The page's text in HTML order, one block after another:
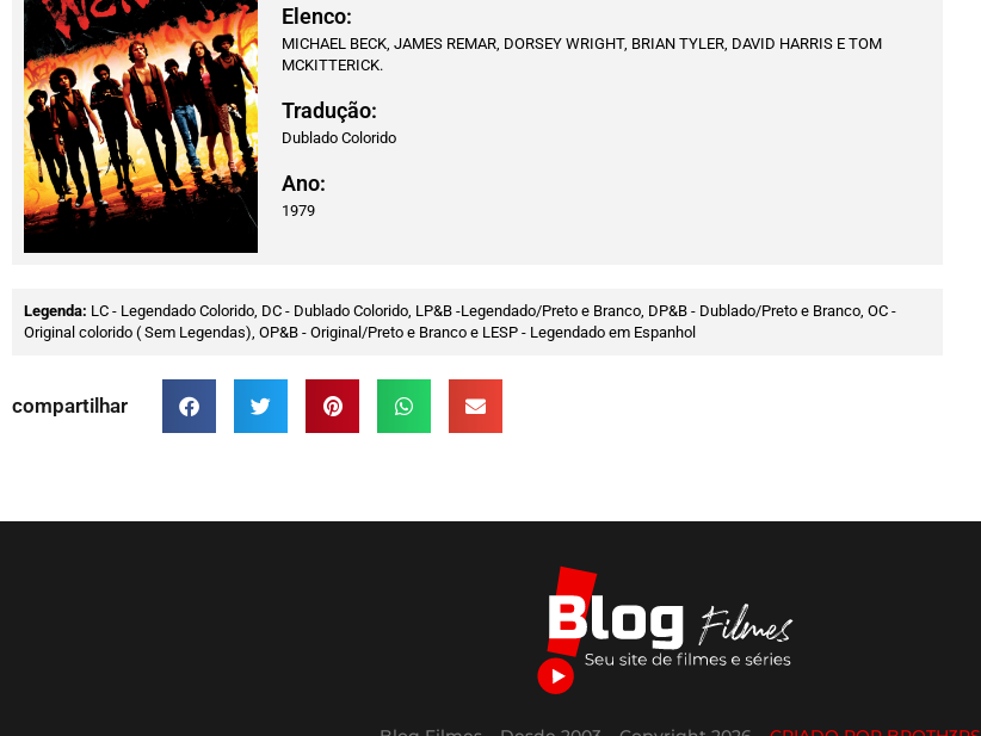
Elenco:
MICHAEL BECK, JAMES REMAR, DORSEY WRIGHT, BRIAN TYLER, DAVID HARRIS E TOM
MCKITTERICK.
Tradução:
Dublado Colorido
Ano:
1979
Legenda: LC - Legendado Colorido, DC - Dublado Colorido, LP&B -Legendado/Preto e Branco, DP&B - Dublado/Preto e Branco, OC -
Original colorido ( Sem Legendas), OP&B - Original/Preto e Branco e LESP - Legendado em Espanhol
compartilhar